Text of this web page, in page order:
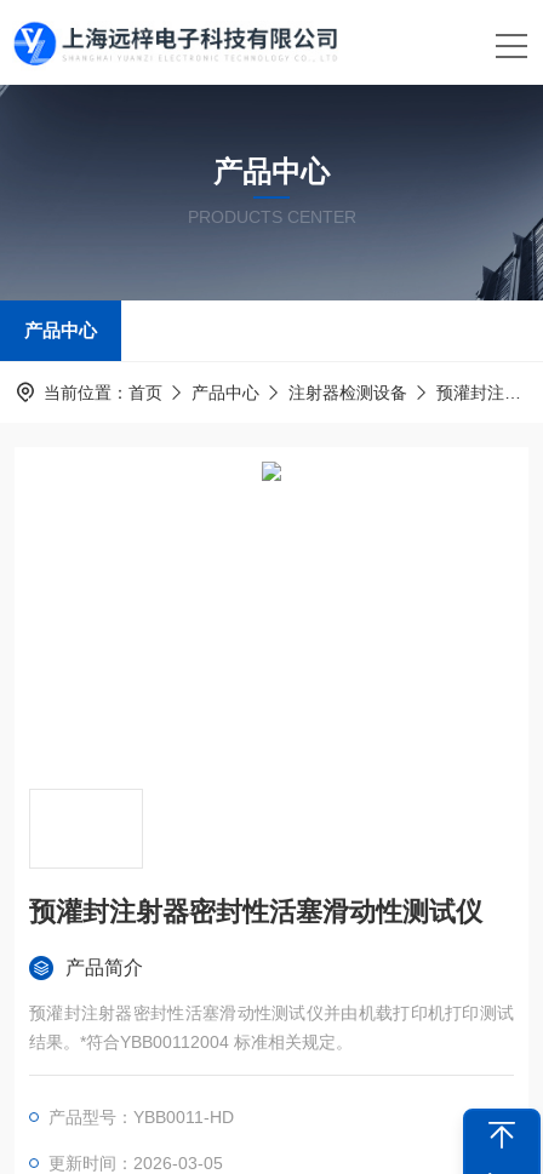
产品中心
PRODUCTS CENTER
产品中心
当前位置： 首页 产品中心 注射器检测设备 预灌封注射器测试仪
预灌封注射器密封性活塞滑动性测试仪
产品简介
预灌封注射器密封性活塞滑动性测试仪并由机载打印机打印测试
结果。*符合YBB00112004 标准相关规定。
产品型号：YBB0011-HD
更新时间：2026-03-05